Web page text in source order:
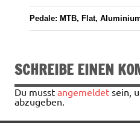
Pedale: MTB, Flat,
SCHREIBE EINEN
Du musst angemeldet sein,
abzugeben.